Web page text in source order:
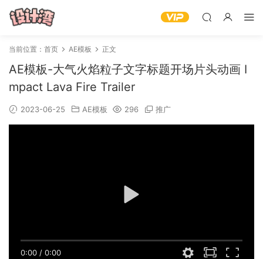
当前位置： 首页 AE模板 正文
AE模板-大气火焰粒子文字标题开场片头动画 I
mpact Lava Fire Trailer
2023-06-25 AE模板 296 推广
0:00 / 0:00